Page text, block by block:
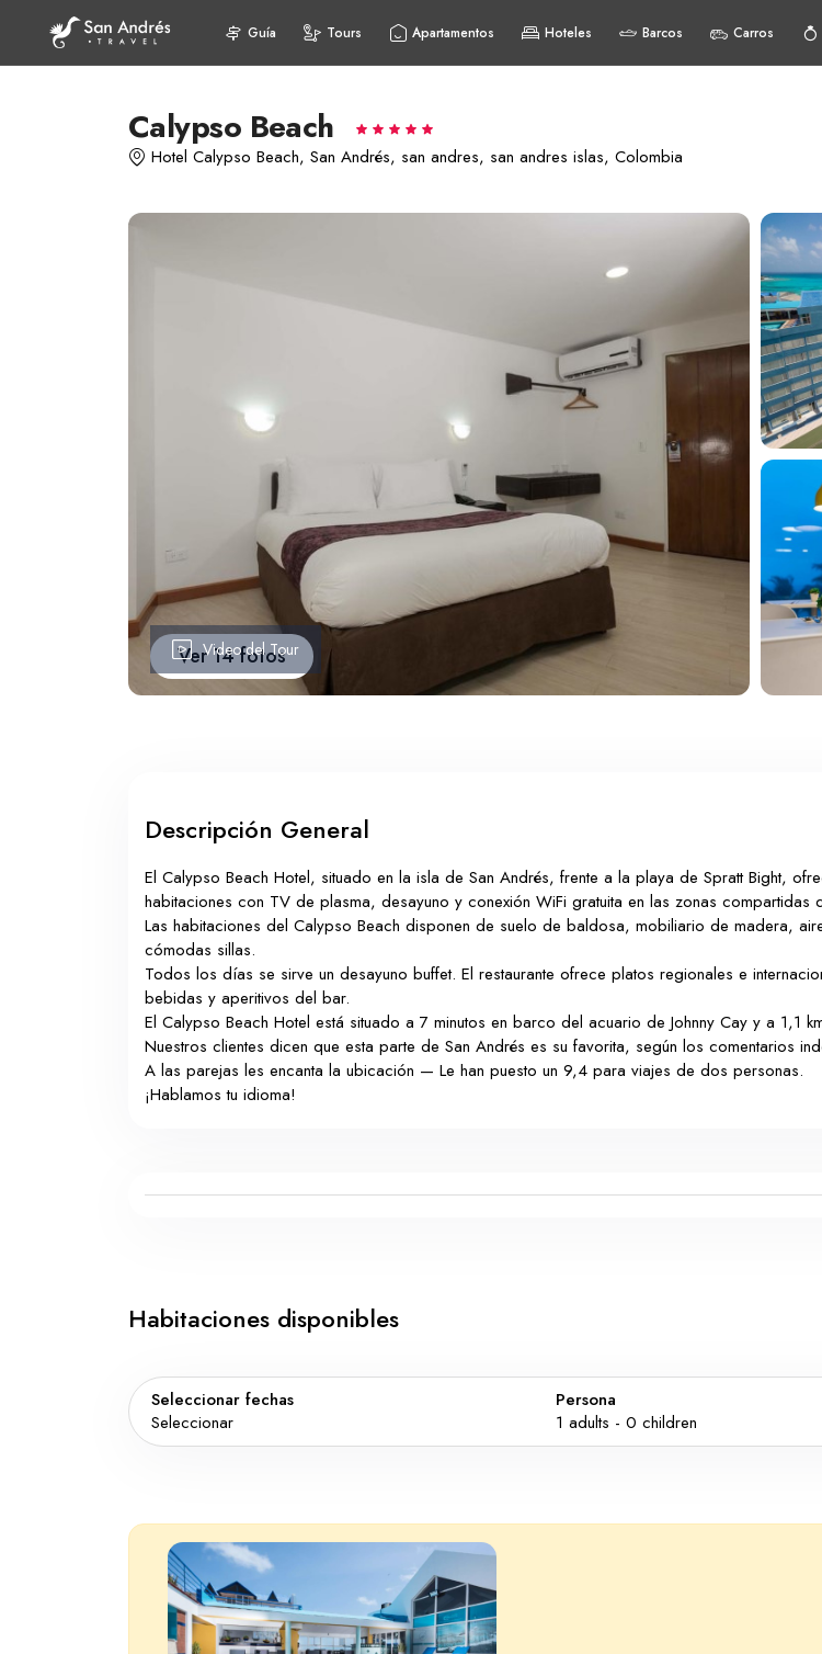
Guía Tours Apartamentos Hoteles Barcos Carros
Calypso Beach
Hotel Calypso Beach, San Andrés, san andres, san andres islas, Colombia
Video del Tour
Ver 14 fotos
Descripción General
El Calypso Beach Hotel, situado en la isla de San Andrés, frente a la playa de Spratt Bight,
habitaciones con TV de plasma, desayuno y conexión WiFi gratuita en las zonas compartidas
Las habitaciones del Calypso Beach disponen de suelo de baldosa, mobiliario de madera,
cómodas sillas.
Todos los días se sirve un desayuno buffet. El restaurante ofrece platos regionales e
bebidas y aperitivos del bar.
El Calypso Beach Hotel está situado a 7 minutos en barco del acuario de Johnny Cay y a 1,1
Nuestros clientes dicen que esta parte de San Andrés es su favorita, según los comentarios
A las parejas les encanta la ubicación — Le han puesto un 9,4 para viajes de dos personas.
¡Hablamos tu idioma!
Habitaciones disponibles
Seleccionar fechas
Seleccionar
Persona
1 adults -0 children